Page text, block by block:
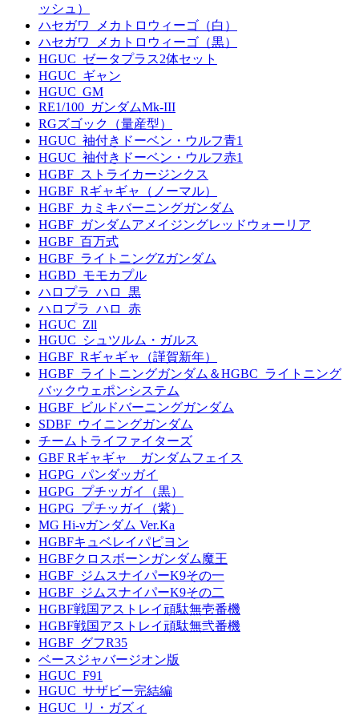
ッシュ）
ハセガワ_メカトロウィーゴ（白）
ハセガワ_メカトロウィーゴ（黒）
HGUC_ゼータプラス2体セット
HGUC_ギャン
HGUC_GM
RE1/100_ガンダムMk-III
RGズゴック（量産型）
HGUC_袖付きドーベン・ウルフ青1
HGUC_袖付きドーベン・ウルフ赤1
HGBF_ストライカージンクス
HGBF_Rギャギャ（ノーマル）
HGBF_カミキバーニングガンダム
HGBF_ガンダムアメイジングレッドウォーリア
HGBF_百万式
HGBF_ライトニングZガンダム
HGBD_モモカプル
ハロプラ_ハロ_黒
ハロプラ_ハロ_赤
HGUC_Zll
HGUC_シュツルム・ガルス
HGBF_Rギャギャ（謹賀新年）
HGBF_ライトニングガンダム＆HGBC_ライトニング
バックウェポンシステム
HGBF_ビルドバーニングガンダム
SDBF_ウイニングガンダム
チームトライファイターズ
GBF Rギャギャ ガンダムフェイス
HGPG_パンダッガイ
HGPG_プチッガイ（黒）
HGPG_プチッガイ（紫）
MG Hi-νガンダム Ver.Ka
HGBFキュベレイパピヨン
HGBFクロスボーンガンダム魔王
HGBF_ジムスナイパーK9その一
HGBF_ジムスナイパーK9その二
HGBF戦国アストレイ頑駄無壱番機
HGBF戦国アストレイ頑駄無弐番機
HGBF_グフR35
ベースジャバージオン版
HGUC_F91
HGUC_サザビー完結編
HGUC_リ・ガズィ